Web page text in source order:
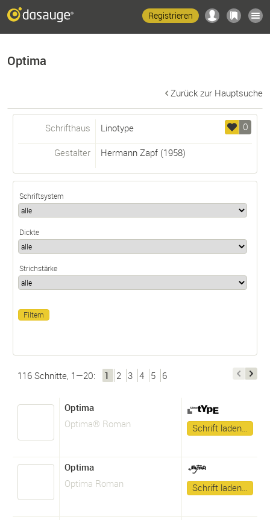
Registrieren
Optima
Zurück zur Hauptsuche
0
Schrifthaus Linotype
Gestalter Hermann Zapf(1958)
Schriftsystem
Dickte
Strichstärke
116 Schnitte, 1—20: 1 2 3 4 5 6
Optima
Optima® Roman
Schrift laden…
Optima
Optima Roman
Schrift laden…